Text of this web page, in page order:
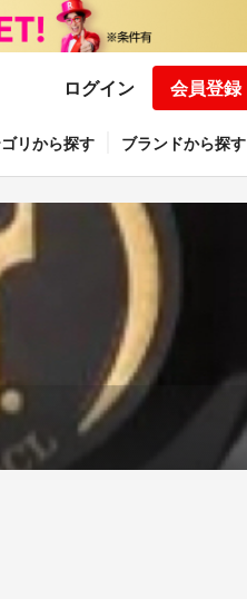
ログイン 会員登録
リから探す ブランドから探す